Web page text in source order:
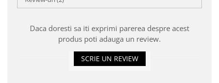
Daca doresti sa iti exprimi parerea despre acest
produs poti adauga un review.
SCRIE UN REVIEW